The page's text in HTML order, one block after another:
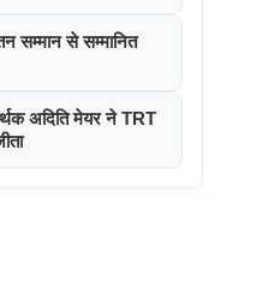
सम्मान से सम्मानित
अदिति मेयर ने TRT